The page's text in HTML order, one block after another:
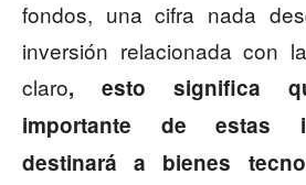
fondos, una cifra nada
inversión relacionada con
claro, esto significa
importante de estas
destinará a bienes